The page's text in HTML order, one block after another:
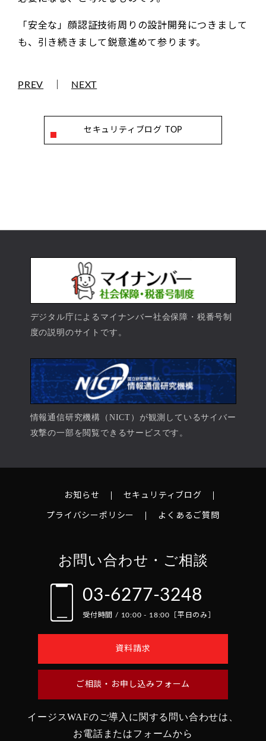
「安全な」顔認証技術周りの設計開発につきまして
も、引き続きまして鋭意進めて参ります。
PREV NEXT
セキュリティブログ TOP
デジタル庁によるマイナンバー社会保障・税番号制
度の説明のサイトです。
情報通信研究機構（NICT）が観測しているサイバー
攻撃の一部を閲覧できるサービスです。
お知らせ セキュリティブログ
プライバシーポリシー よくあるご質問
お問い合わせ・ご相談
03-6277-3248
受付時間 / 10:00 - 18:00［平日のみ］
資料請求
ご相談・お申し込みフォーム
イージスWAFのご導入に関する問い合わせは、
お電話またはフォームから